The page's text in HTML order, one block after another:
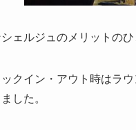
シェルジュのメリットの
クイン・アウト時はラ
した。